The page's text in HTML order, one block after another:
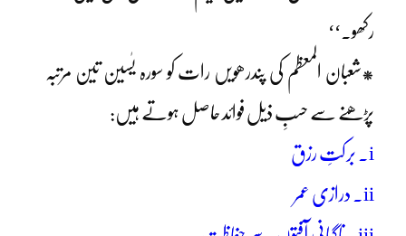
رکھو۔‘‘
*شعبان المعظم کی پندرھویں رات کو سورہ یٰسین تین مرتبہ
پڑھنے سے حسبِ ذیل فوائد حاصل ہوتے ہیں:
i۔ برکتِ رزق
ii۔ درازی عمر